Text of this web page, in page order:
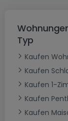
Typ
Kaufen
Kaufen
Kaufen 1-
Kaufen
Kaufen